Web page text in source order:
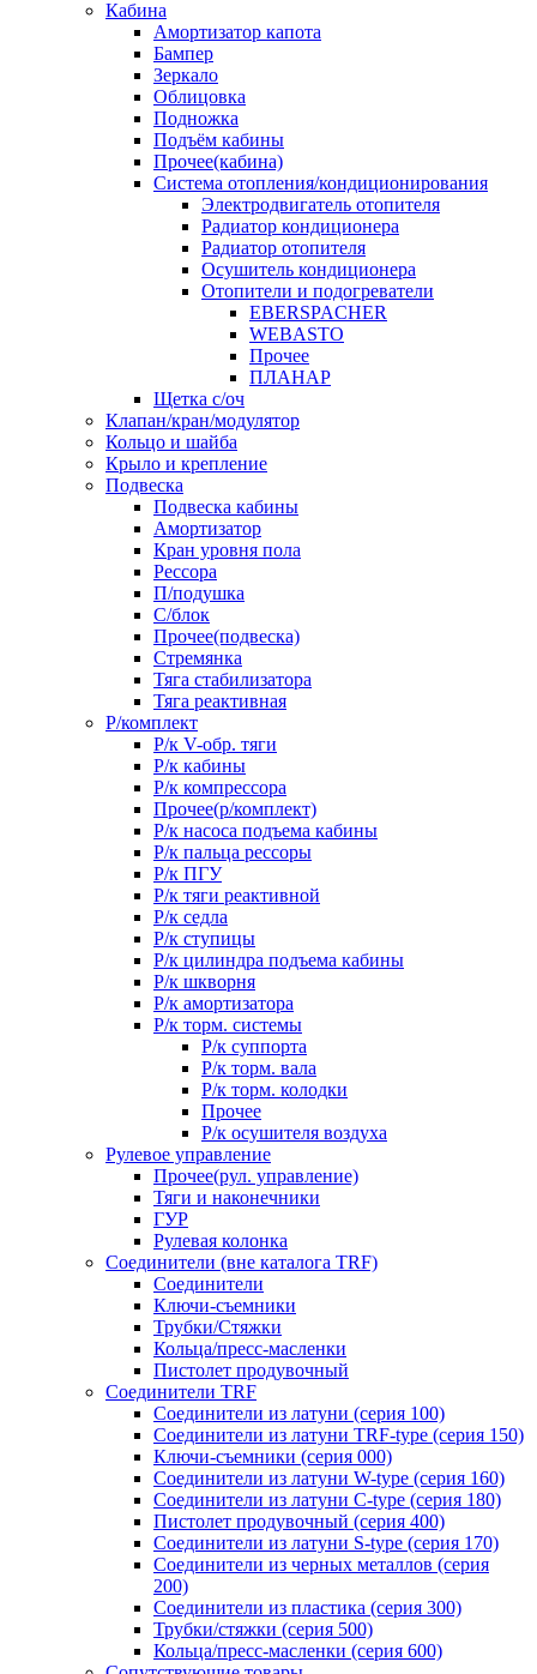
Кабина
Амортизатор капота
Бампер
Зеркало
Облицовка
Подножка
Подъём кабины
Прочее(кабина)
Система отопления/кондиционирования
Электродвигатель отопителя
Радиатор кондиционера
Радиатор отопителя
Осушитель кондиционера
Отопители и подогреватели
EBERSPACHER
WEBASTO
Прочее
ПЛАНАР
Щетка с/оч
Клапан/кран/модулятор
Кольцо и шайба
Крыло и крепление
Подвеска
Подвеска кабины
Амортизатор
Кран уровня пола
Рессора
П/подушка
С/блок
Прочее(подвеска)
Стремянка
Тяга стабилизатора
Тяга реактивная
Р/комплект
Р/к V-обр. тяги
Р/к кабины
Р/к компрессора
Прочее(р/комплект)
Р/к насоса подъема кабины
Р/к пальца рессоры
Р/к ПГУ
Р/к тяги реактивной
Р/к седла
Р/к ступицы
Р/к цилиндра подъема кабины
Р/к шкворня
Р/к амортизатора
Р/к торм. системы
Р/к суппорта
Р/к торм. вала
Р/к торм. колодки
Прочее
Р/к осушителя воздуха
Рулевое управление
Прочее(рул. управление)
Тяги и наконечники
ГУР
Рулевая колонка
Соединители (вне каталога TRF)
Соединители
Ключи-cъемники
Трубки/Стяжки
Кольца/пресс-масленки
Пистолет продувочный
Соединители TRF
Соединители из латуни (серия 100)
Соединители из латуни TRF-type (серия 150)
Ключи-съемники (серия 000)
Соединители из латуни W-type (серия 160)
Соединители из латуни С-type (серия 180)
Пистолет продувочный (серия 400)
Соединители из латуни S-type (серия 170)
Соединители из черных металлов (серия
200)
Соединители из пластика (серия 300)
Трубки/стяжки (серия 500)
Кольца/пресс-масленки (серия 600)